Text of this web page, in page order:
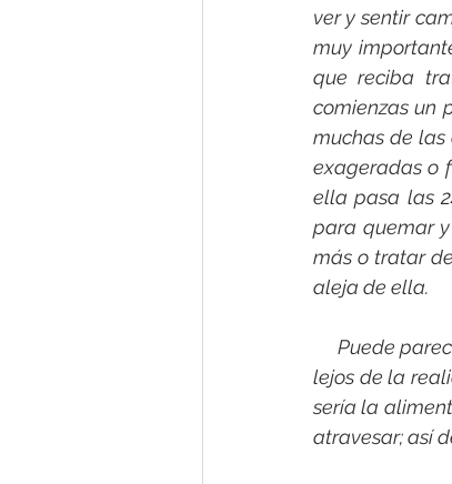
ver y sentir
muy
que reciba
comienzas un
muchas de las
exageradas o
ella pasa las
para quemar
más o tratar
aleja de ella.
Puede
lejos de la
sería la
atravesar; así